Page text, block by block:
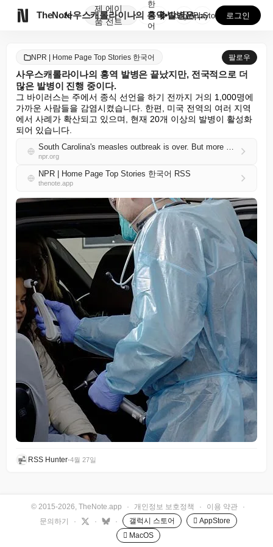
TheNote
제
품
에이
전트
사우스캐롤라이나의 홍역 발병은 끝났지만, 전국적으로 더...
한
국
어
GooglePlay
AppStore 로그인
NPR | Home Page Top Stories 한국어 팔로우
사우스캐롤라이나의 홍역 발병은 끝났지만, 전국적으로 더
많은 발병이 진행 중이다.
그 바이러스는 주에서 종식 선언을 하기 전까지 거의 1,000명에
가까운 사람들을 감염시켰습니다. 한편, 미국 전역의 여러 지역
에서 사례가 확산되고 있으며, 현재 20개 이상의 발병이 활성화
되어 있습니다.
South Carolina's measles outbreak is over. But more are brewing around the country
npr.org
NPR | Home Page Top Stories 한국어 RSS
thenote.app
RSS Hunter•4월 27일
© 2015-2026, TheNote.app · 개인정보 보호정책 · 이용 약관
·
문의하기
· · · 갤럭시 스토어
 AppStore
 MacOS